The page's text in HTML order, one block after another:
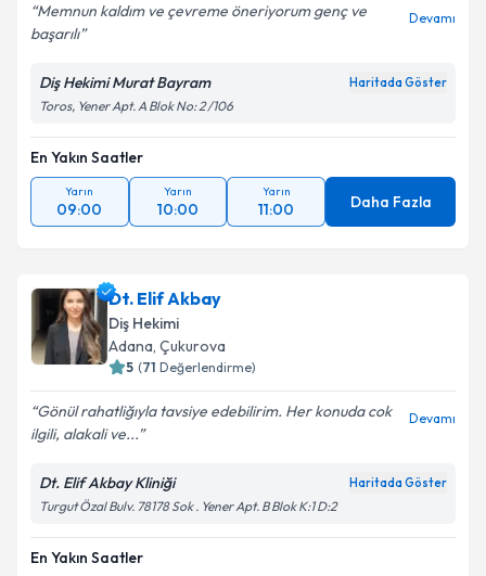
Memnun kaldım ve çevreme öneriyorum genç ve
başarılı
Devamı
Diş Hekimi Murat Bayram Haritada Göster
Toros, Yener Apt. A Blok No: 2 /106
En Yakın Saatler
Yarın
09:00
Yarın
10:00
Yarın
11:00 Daha Fazla
Dt. Elif Akbay
Diş Hekimi
Adana, Çukurova
5 (71 Değerlendirme)
Gönül rahatliğıyla tavsiye edebilirim. Her konuda cok
ilgili, alakali ve...
Devamı
Dt. Elif Akbay Kliniği Haritada Göster
Turgut Özal Bulv. 78178 Sok . Yener Apt. B Blok K:1 D:2
En Yakın Saatler